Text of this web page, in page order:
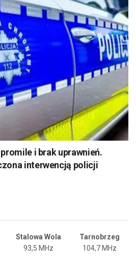
i brak uprawnień.
interwencją policji
Stalowa Wola
Tarnobrzeg
93,5 MHz 104,7 MHz